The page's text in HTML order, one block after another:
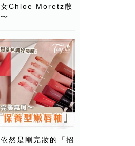
女Chloe Moretz散
然是剛完妝的「招